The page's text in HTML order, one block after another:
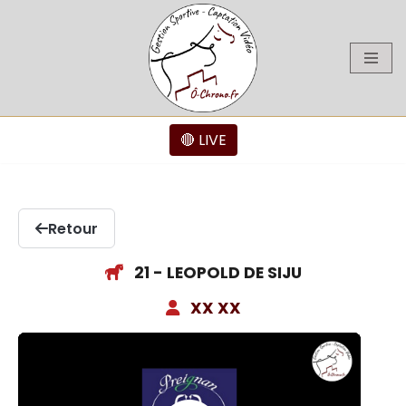
🔴 LIVE
Retour
21 - LEOPOLD DE SIJU
XX XX